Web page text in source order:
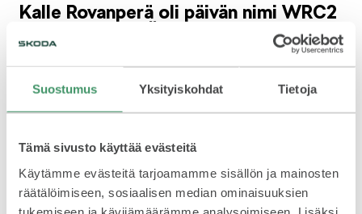
Suostumus Yksityiskohdat Tietoja
Tämä sivusto käyttää evästeitä
Käytämme evästeitä tarjoamamme sisällön ja mainosten
räätälöimiseen, sosiaalisen median ominaisuuksien
Kalle Rovanperä oli päivän nimi WRC2
Pro –luokassa. Škoda-kuljettaja teki
tasaisesti eroa kilpakumppaneihinsa
ja paineli yötauolle tukevassa
johtoasemassa.
minuuttia. Näin siitäkin huolimatta, että Rovanperän auton
peräpää luisteli aamupäivällä erityisesti mutkien jätöissä.
– Autosta tuli huollossa hyvä. Palasimme lähelle viime